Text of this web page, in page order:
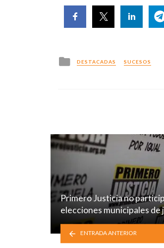
Posted
in
DESTACADAS SUCESOS
Primero Justicia no
elecciones municipales de
ENTRADA ANTERIOR